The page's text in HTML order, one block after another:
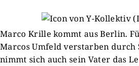
Marco Krille kommt aus Berlin.
Marcos Umfeld verstarben durch
nimmt sich auch sein Vater das